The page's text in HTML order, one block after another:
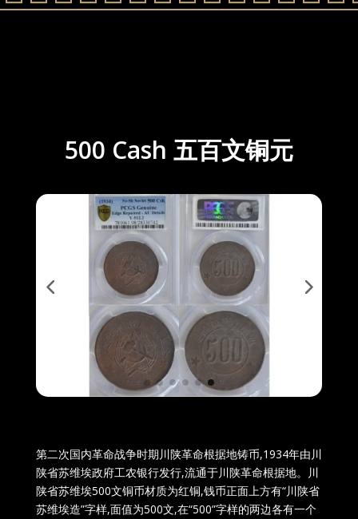
500 Cash 五百文铜元
第二次国内革命战争时期川陕革命根据地铸币,1934年由川
陕省苏维埃政府工农银行发行,流通于川陕革命根据地。川
陕省苏维埃500文铜币材质为红铜,钱币正面上方有“川陕省
苏维埃造”字样,面值为500文,在“500”字样的两边各有一个